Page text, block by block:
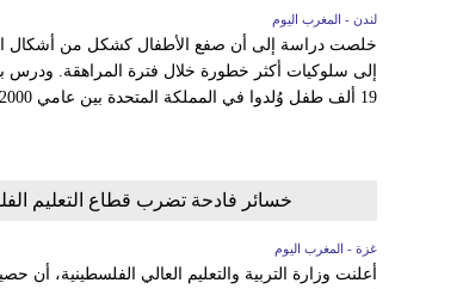
لندن - المغرب اليوم
خلصت دراسة إلى أن صفع الأطفال كشكل من أشكال
إلى سلوكيات أكثر خطورة خلال فترة المراهقة.
19 ألف طفل وُلدوا في المملكة المتحدة بين عامي 2000 و2002، وذلك في أعمار ثلاث...
خسائر فادحة تضرب قطاع التعليم الفلسطيني منذ 7 أكتوبر ارتفعت إلى21
غزة - المغرب اليوم
أعلنت وزارة التربية والتعليم العالي الفلسطينية، أن